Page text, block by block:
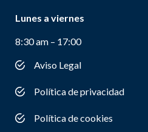
Lunes a viernes
8:30 am – 17:00
Aviso Legal
Política de privacidad
Política de cookies